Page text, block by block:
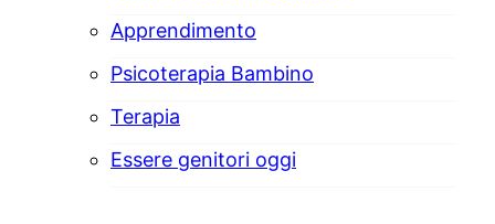
Apprendimento
Psicoterapia Bambino
Terapia
Essere genitori oggi